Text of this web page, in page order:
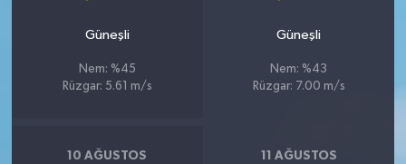
Güneşli
Nem: %45
Rüzgar: 5.61 m/s
Güneşli
Nem: %43
Rüzgar: 7.00 m/s
10 AĞUSTOS 11 AĞUSTOS